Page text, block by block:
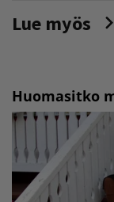
Lue myös